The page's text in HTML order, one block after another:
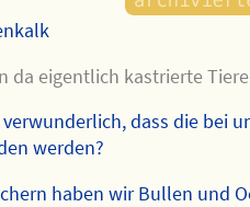
da eigentlich kastrierte
dass die bei
werden?
haben wir Bullen und